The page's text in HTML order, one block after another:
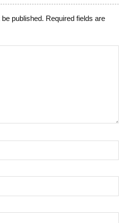
published. Required fields are